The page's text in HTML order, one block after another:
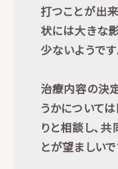
打つことが出
状には大きな
少ないようです
治療内容の決
うかについて
りと相談し、
とが望ましいで